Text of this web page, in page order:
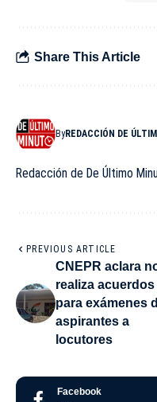
Share This Article
ByREDACCIÓN DE
Redacción de De Último
PREVIOUS ARTICLE
CNEPR aclara
realiza acuerdos
para exámenes
aspirantes a
locutores
Facebook